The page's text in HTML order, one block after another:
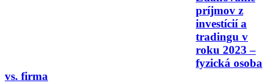
príjmov z
investícií a
tradingu v
roku 2023 –
fyzická osoba
vs. firma